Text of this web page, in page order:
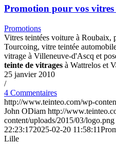
Promotion pour vos vitres
Promotions
Vitres teintées voiture à Roubaix,
Tourcoing, vitre teintée
vitrage à Villeneuve-d'Ascq et
teinte de vitrages à Wattrelos et
25 janvier 2010
/
4 Commentaires
http://www.teinteo.com/wp-
John ODiam http://
content/uploads/2015/03/logo.png
22:23:172025-02-20 11:58:11
Lille